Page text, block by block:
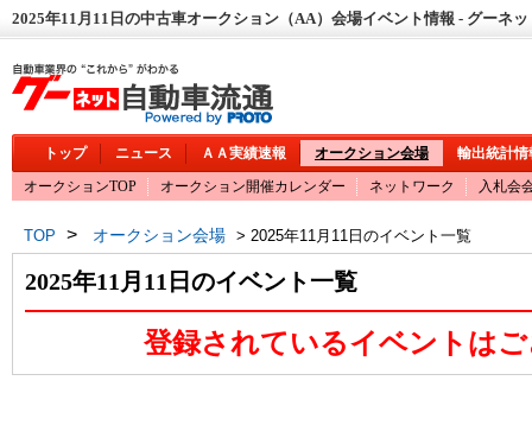
2025年11月11日の中古車オークション（AA）会場イベント情報 - グーネ
トップ ニュース ＡＡ実績速報 オークション会場
輸出統計情
オークションTOP
オークション開催カレンダー ネットワーク 入札会
TOP > オークション会場 > 2025年11月11日のイベント一覧
2025年11月11日のイベント一覧
登録されているイベントは